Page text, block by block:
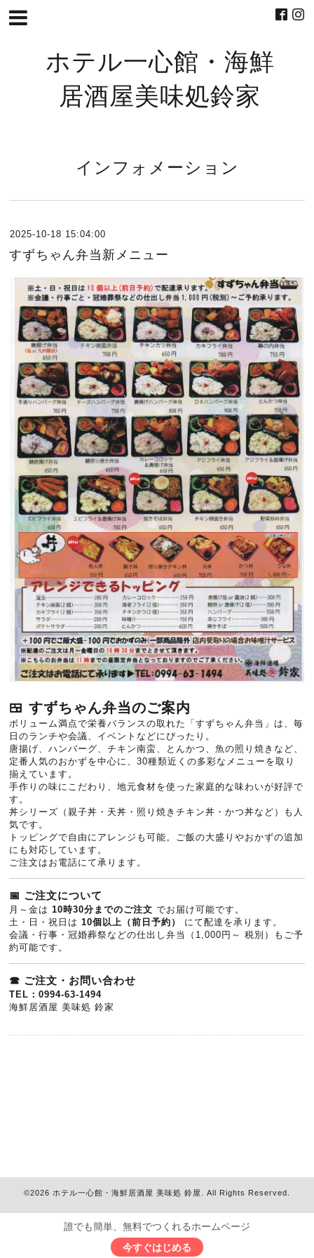
ホテル一心館・海鮮
居酒屋美味処鈴家
インフォメーション
2025-10-18 15:04:00
すずちゃん弁当新メニュー
🍱 すずちゃん弁当のご案内
ボリューム満点で栄養バランスの取れた「すずちゃん弁当」は、毎
日のランチや会議、イベントなどにぴったり。
唐揚げ、ハンバーグ、チキン南蛮、とんかつ、魚の照り焼きなど、
定番人気のおかずを中心に、30種類近くの多彩なメニューを取り
揃えています。
手作りの味にこだわり、地元食材を使った家庭的な味わいが好評で
す。
丼シリーズ（親子丼・天丼・照り焼きチキン丼・かつ丼など）も人
気です。
トッピングで自由にアレンジも可能。ご飯の大盛りやおかずの追加
にも対応しています。
ご注文はお電話にて承ります。
📅 ご注文について
月～金は10時30分までのご注文 でお届け可能です。
土・日・祝日は10個以上（前日予約）
にて配達を承ります。
会議・行事・冠婚葬祭などの仕出し弁当（1,000円～ 税別）もご予
約可能です。
☎ ご注文・お問い合わせ
TEL：0994-63-1494
海鮮居酒屋 美味処 鈴家
©2026 ホテル一心館・海鮮居酒屋 美味処 鈴屋 . All Rights Reserved.
誰でも簡単、無料でつくれるホームページ
今すぐはじめる